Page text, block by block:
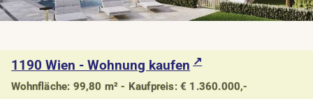
1190 Wien - Wohnung kaufen
Wohnfläche: 99,80 m² - Kaufpreis: € 1.360.000,-